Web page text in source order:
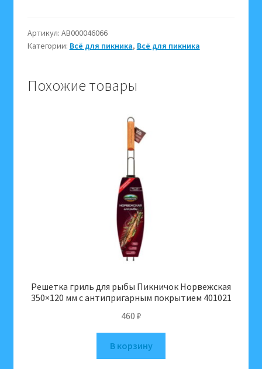
601-
003
(сталь
Артикул: АВ000046066
Категории: Всё для пикника, Всё для пикника
Похожие товары
Решетка гриль для рыбы Пикничок Норвежская
350×120 мм с антипригарным покрытием 401021
460 ₽
В корзину